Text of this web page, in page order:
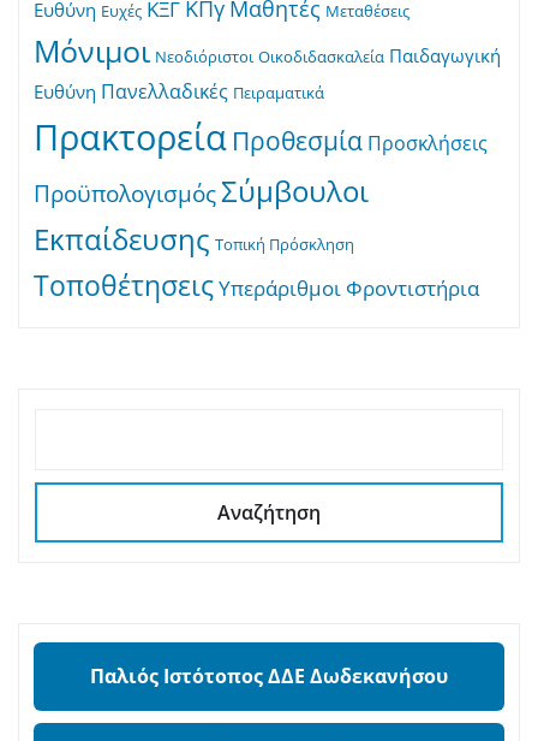
Ευθύνη Ευχές ΚΞΓ ΚΠγ Μαθητές Μεταθέσεις
Μόνιμοι Νεοδιόριστοι Οικοδιδασκαλεία Παιδαγωγική
Ευθύνη Πανελλαδικές Πειραματικά
Πρακτορεία Προθεσμία Προσκλήσεις
ΠροϋπολογισμόςΣύμβουλοι
Εκπαίδευσης Τοπική Πρόσκληση
ΤοποθέτησειςΥπεράριθμοι Φροντιστήρια
Αναζήτηση
Παλιός Ιστότοπος ΔΔΕ Δωδεκανήσου